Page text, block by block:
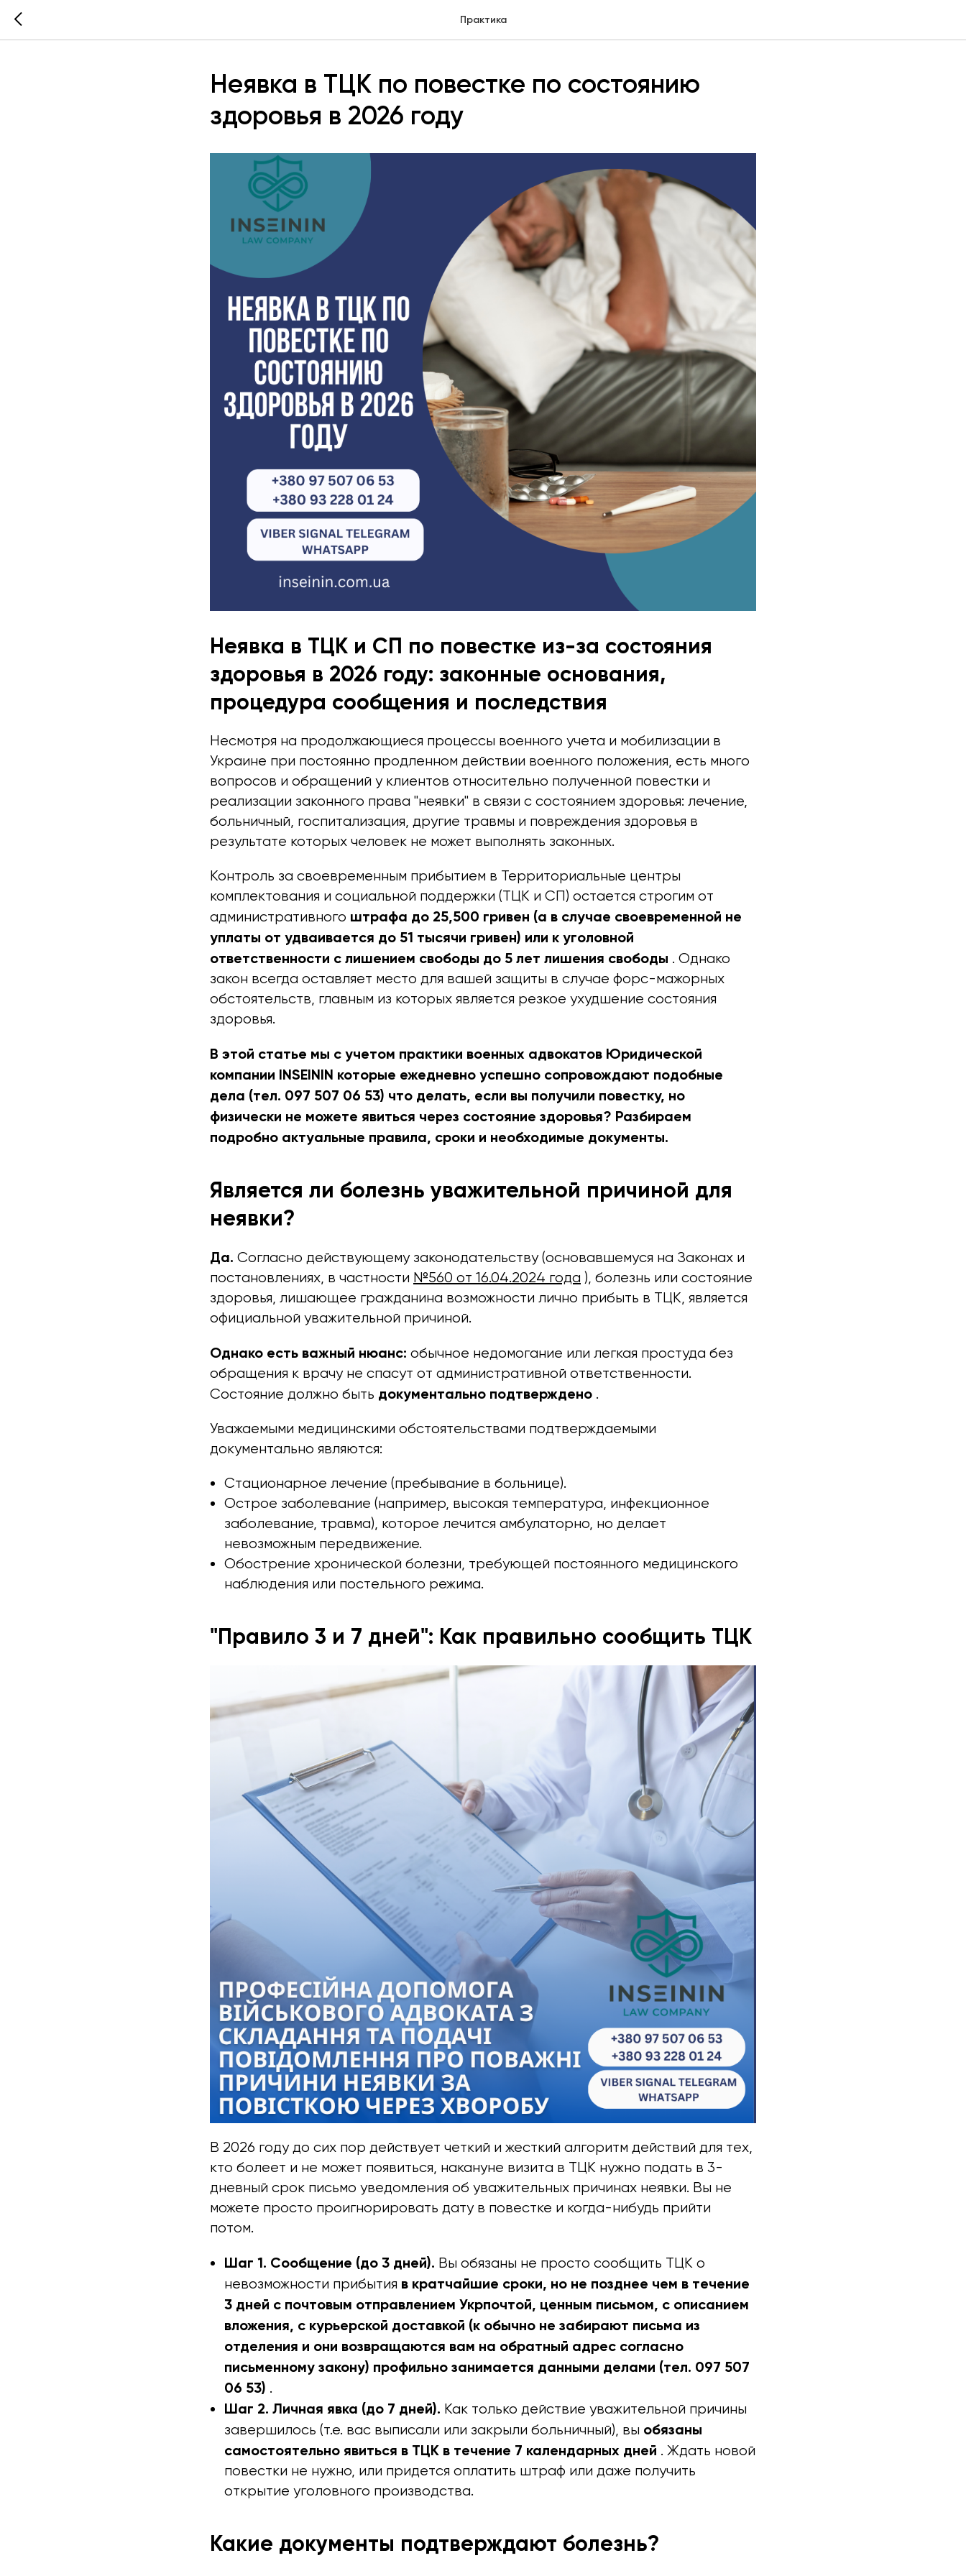
Практика
Неявка в ТЦК по повестке по состоянию
здоровья в 2026 году
Неявка в ТЦК и СП по повестке из-за состояния
здоровья в 2026 году: законные основания,
процедура сообщения и последствия
Несмотря на продолжающиеся процессы военного учета и мобилизации в
Украине при постоянно продленном действии военного положения, есть много
вопросов и обращений у клиентов относительно полученной повестки и
реализации законного права "неявки" в связи с состоянием здоровья: лечение,
больничный, госпитализация, другие травмы и повреждения здоровья в
результате которых человек не может выполнять законных.
Контроль за своевременным прибытием в Территориальные центры
комплектования и социальной поддержки (ТЦК и СП) остается строгим от
административного штрафа до 25,500 гривен (а в случае своевременной не
уплаты от удваивается до 51 тысячи гривен) или к уголовной
ответственности с лишением свободы до 5 лет лишения свободы . Однако
закон всегда оставляет место для вашей защиты в случае форс-мажорных
обстоятельств, главным из которых является резкое ухудшение состояния
здоровья.
В этой статье мы с учетом практики военных адвокатов Юридической
компании INSEININ которые ежедневно успешно сопровождают подобные
дела (тел. 097 507 06 53) что делать, если вы получили повестку, но
физически не можете явиться через состояние здоровья? Разбираем
подробно актуальные правила, сроки и необходимые документы.
Является ли болезнь уважительной причиной для
неявки?
Да. Согласно действующему законодательству (основавшемуся на Законах и
постановлениях, в частности №560 от 16.04.2024 года ), болезнь или состояние
здоровья, лишающее гражданина возможности лично прибыть в ТЦК, является
официальной уважительной причиной.
Однако есть важный нюанс: обычное недомогание или легкая простуда без
обращения к врачу не спасут от административной ответственности.
Состояние должно быть документально подтверждено .
Уважаемыми медицинскими обстоятельствами подтверждаемыми
документально являются:
Стационарное лечение (пребывание в больнице).
Острое заболевание (например, высокая температура, инфекционное
заболевание, травма), которое лечится амбулаторно, но делает
невозможным передвижение.
Обострение хронической болезни, требующей постоянного медицинского
наблюдения или постельного режима.
"Правило 3 и 7 дней": Как правильно сообщить ТЦК
В 2026 году до сих пор действует четкий и жесткий алгоритм действий для тех,
кто болеет и не может появиться, накануне визита в ТЦК нужно подать в 3-
дневный срок письмо уведомления об уважительных причинах неявки. Вы не
можете просто проигнорировать дату в повестке и когда-нибудь прийти
потом.
Шаг 1. Сообщение (до 3 дней). Вы обязаны не просто сообщить ТЦК о
невозможности прибытия в кратчайшие сроки, но не позднее чем в течение
3 дней с почтовым отправлением Укрпочтой, ценным письмом, с описанием
вложения, с курьерской доставкой (к обычно не забирают письма из
отделения и они возвращаются вам на обратный адрес согласно
письменному закону) профильно занимается данными делами (тел. 097 507
06 53) .
Шаг 2. Личная явка (до 7 дней). Как только действие уважительной причины
завершилось (т.е. вас выписали или закрыли больничный), вы обязаны
самостоятельно явиться в ТЦК в течение 7 календарных дней . Ждать новой
повестки не нужно, или придется оплатить штраф или даже получить
открытие уголовного производства.
Какие документы подтверждают болезнь?